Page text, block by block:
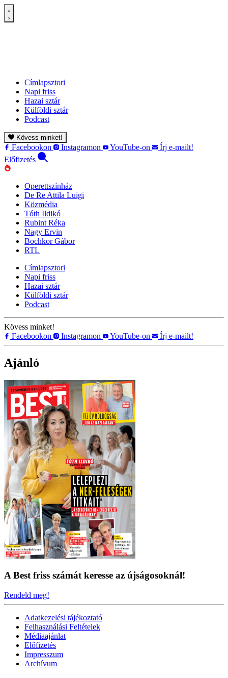
Címlapsztori
Napi friss
Hazai sztár
Külföldi sztár
Podcast
Kövess minket!
Facebookon Instagramon YouTube-on
Írj e-mailt!
Előfizetés
Operettszínház
De Re Attila Luigi
Közmédia
Tóth Ildikó
Rubint Réka
Nagy Ervin
Bochkor Gábor
RTL
Címlapsztori
Napi friss
Hazai sztár
Külföldi sztár
Podcast
Kövess minket!
Facebookon
Instagramon YouTube-on Írj e-mailt!
Ajánló
A Best friss számát keresse az újságosoknál!
Rendeld meg!
Adatkezelési tájékoztató
Felhasználási Feltételek
Médiaajánlat
Előfizetés
Impresszum
Archívum